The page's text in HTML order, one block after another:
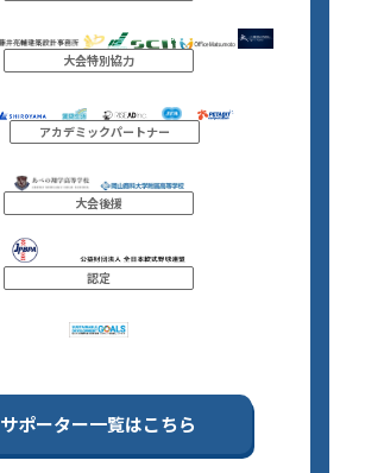
大会特別協力
アカデミックパートナー
大会後援
認定
サポーター一覧はこちら